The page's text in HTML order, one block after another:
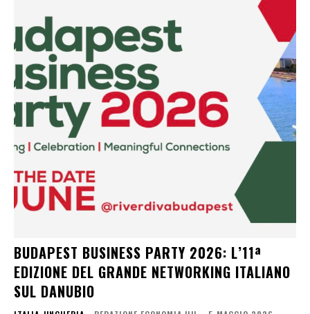
BUDAPEST BUSINESS PARTY 2026: L’11ª
EDIZIONE DEL GRANDE NETWORKING ITALIANO
SUL DANUBIO